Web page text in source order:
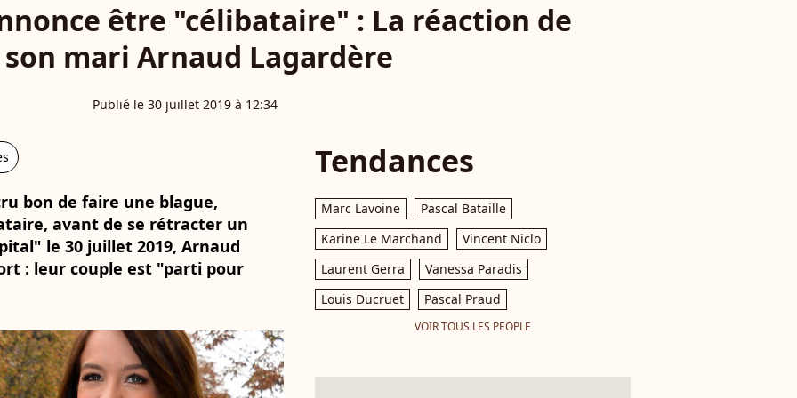
être "célibataire" : La réaction de
son mari Arnaud Lagardère
Publié le 30 juillet 2019 à 12:34
bon de faire une blague,
avant de se rétracter un
le 30 juillet 2019, Arnaud
: leur couple est "parti pour
Tendances
Marc Lavoine
Pascal Bataille
Karine Le Marchand
Vincent Niclo
Laurent Gerra
Vanessa Paradis
Louis Ducruet
Pascal Praud
VOIR TOUS LES PEOPLE